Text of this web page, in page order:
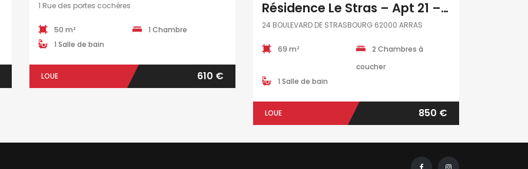
1 Rue des portes cochéres
50 m²
1 Chambre
1 Salle de bain
LOUE 610 €
Résidence Le Stras – Apt 21 – T3 – 69 M2
24 BOULEVARD DE STRASBOURG 62000 ARRAS
69 m²
2 Chambres à
coucher
1 Salle de bain
LOUE 850 €